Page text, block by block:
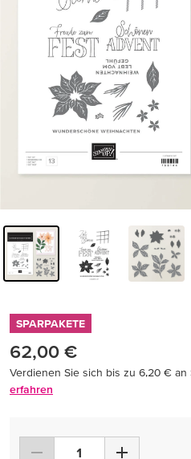
SPARPAKETE
62,00 €
Verdienen Sie sich bis zu 6,20 € an
erfahren